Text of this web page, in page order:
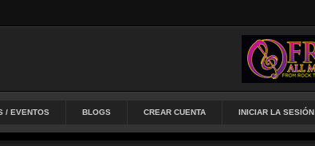
/ EVENTOS BLOGS CREAR CUENTA INICIAR LA SESIÓN